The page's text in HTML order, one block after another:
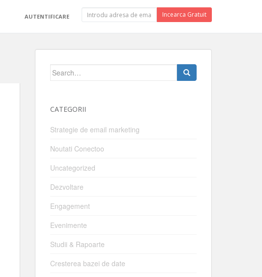
AUTENTIFICARE Incearca Gratuit
Search
CATEGORII
Strategie de email marketing
Noutati Conectoo
Uncategorized
Dezvoltare
Engagement
Evenimente
Studii & Rapoarte
Cresterea bazei de date